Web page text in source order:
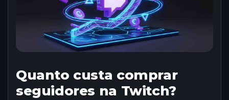
Quanto custa comprar
seguidores na Twitch?